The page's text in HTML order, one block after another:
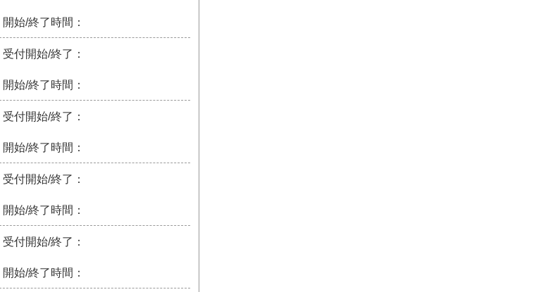
開始/終了時間：
受付開始/終了：
開始/終了時間：
受付開始/終了：
開始/終了時間：
受付開始/終了：
開始/終了時間：
受付開始/終了：
開始/終了時間：